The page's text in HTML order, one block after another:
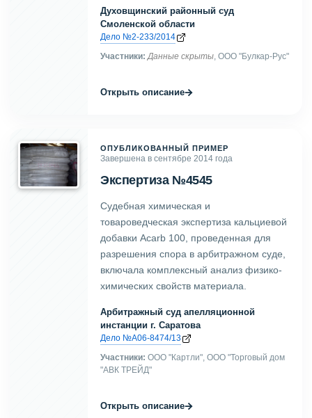
Духовщинский районный суд
Смоленской области
Дело №2-233/2014
Участники: Данные скрыты, ООО "Булкар-Рус"
Открыть описание→
ОПУБЛИКОВАННЫЙ ПРИМЕР
Завершена в сентябре 2014 года
Экспертиза №4545
Судебная химическая и
товароведческая экспертиза кальциевой
добавки Acarb 100, проведенная для
разрешения спора в арбитражном суде,
включала комплексный анализ физико-
химических свойств материала.
Арбитражный суд апелляционной
инстанции г. Саратова
Дело №А06-8474/13
Участники: ООО "Картли", ООО "Торговый дом
"АВК ТРЕЙД"
Открыть описание→